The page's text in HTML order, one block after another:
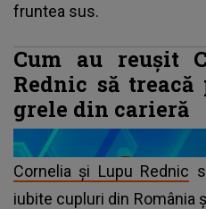
fruntea sus.
Cum au reușit
Rednic să treacă
grele din carieră
Cornelia şi Lupu Rednic
iubite cupluri din România